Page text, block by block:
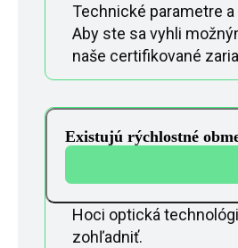
Technické parametre
Aby ste sa vyhli
naše certifikované
Existujú rýchlostné
Hoci optická
zohľadniť.